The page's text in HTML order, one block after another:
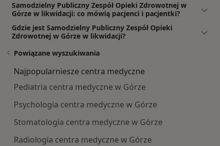
Samodzielny Publiczny Zespół Opieki Zdrowotnej w
Górze w likwidacji: co mówią pacjenci i pacjentki?
Gdzie jest Samodzielny Publiczny Zespół Opieki
Zdrowotnej w Górze w likwidacji?
Powiązane wyszukiwania
Najpopularniesze centra medyczne
Pediatria centra medyczne w Górze
Psychologia centra medyczne w Górze
Stomatologia centra medyczne w Górze
Radiologia centra medyczne w Górze